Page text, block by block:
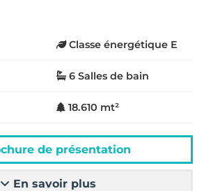
Classe énergétique E
6 Salles de bain
18.610 mt²
de présentation
En savoir plus